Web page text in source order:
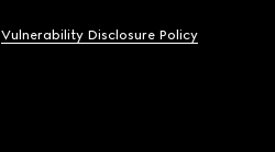
Vulnerability Disclosure Policy